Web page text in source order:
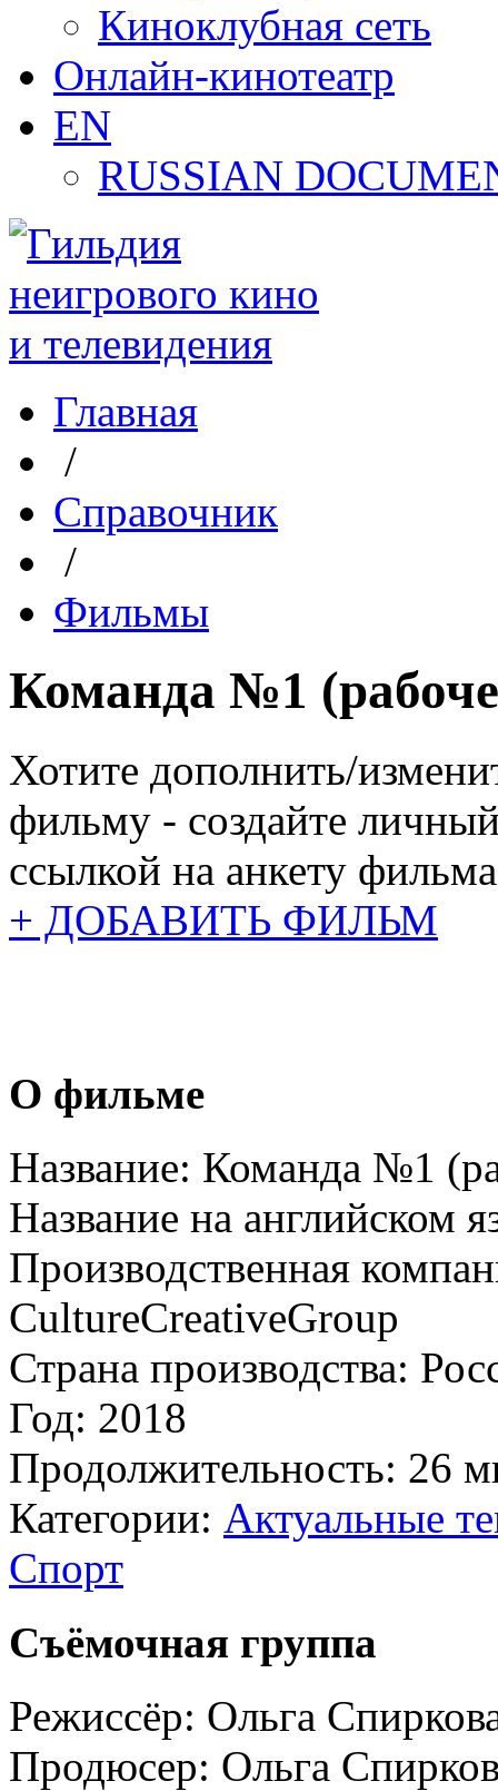
Киноклубная сеть
Онлайн-кинотеатр
EN
RUSSIAN
Главная
/
Справочник
/
Фильмы
Команда №1
Хотите дополнить/
фильму - создайте
ссылкой на анкету
+ ДОБАВИТЬ ФИЛЬМ
О фильме
Название: Команда №1
Название на английском
Производственная
CultureCreativeGroup
Страна производства:
Год: 2018
Продолжительность: 26
Категории: Актуальные
Спорт
Съёмочная группа
Режиссёр: Ольга
Продюсер: Ольга